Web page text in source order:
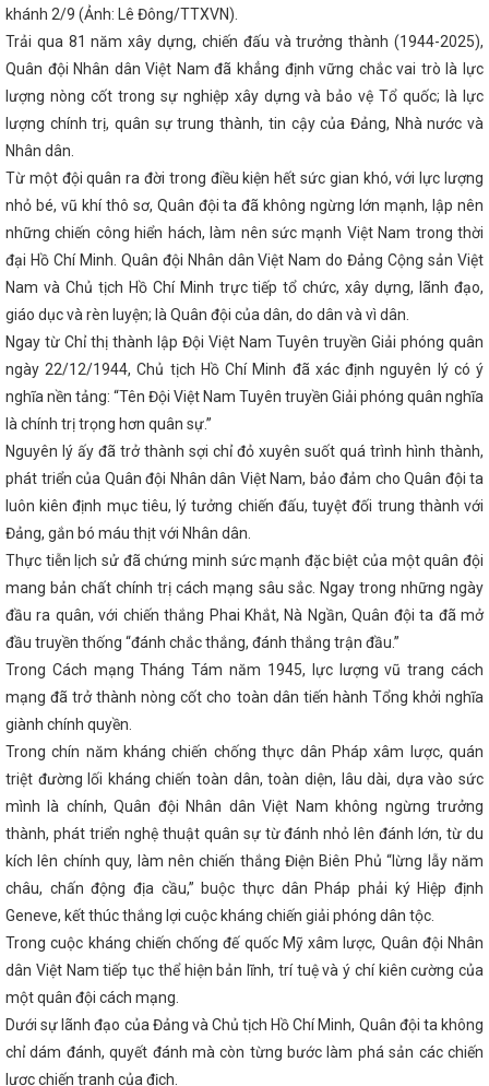
QUỐC GIA VỀ SẢN XUẤT VÀ TIÊU DÙNG BỀN VỮNG GIAI ĐOẠN
dân “Tiết kiệm điện thành thói quen”
Đại tiệc của âm thanh,
Kinh tế Hà Tĩnh 3 tháng đầu năm tiếp tục xu
hội điều chỉnh cơ cấu Chính phủ nhiệm kỳ 2021-2026
Toàn
Trung ương 13 của Tổng Bí thư Tô Lâm
Thủ tướng Phạm Minh
cấp Nhà nước đến Ấn Độ
Sáng nay Quốc hội chốt mô hình
bế mạc
Vingroup thành lập công ty sản xuất thép VinMetal
Ông Dương Tất Thắng được bầu giữ chức Phó Chủ tịch
Hội nghị Trung ương 13
Đại hội điểm Công đoàn Công ty cổ
lắp và Thương mại Hà Tĩnh
Khai mạc Hội chợ Quốc tế Hàng
– Đà Nẵng 2024
Phiên họp thường kỳ UBND tỉnh tháng 9/2025
Hà Nội - Nghệ Tĩnh công suất 100 triệu lít/năm
Hà Tĩnh tham
sản phẩm tại Hội chợ quốc tế Thương mại, Du lịch và Đầu tư Hành
- Đà Nẵng 2024
Hội đàm giữa Bộ trưởng Nguyễn Hồng Diên và
ủy Khu tự trị dân tộc Choang Quảng Tây, Trung Quốc
Chủ tịch
tra sản xuất tại Khu kinh tế Vũng Áng
Ban Chấp hành Đảng
định về tổ chức bộ máy và cán bộ
KHAI MẠC LỚP HUẤN LUYỆN
CÔNG NGHIỆP NĂM 2026
Hà Tĩnh thông báo điều chỉnh thời
2030
Quy định về áp dụng, sử dụng văn bản, giấy tờ đã được
Đảng uỷ Khối CCQ&DN tỉnh tổ chức Hội thi Dân vận khéo năm
thông Hà Tĩnh - 20 năm một chặng đường
điện
Nâng cao chất lượng công tác tham mưu, phục vụ của
chuyển đổi số
Nhiều cơ hội thu hút đầu tư, thương mại cho
thương mại quốc tế Vietnam Expo 2023
Bộ Công Thương họp
MTV Vận hành hệ thống điện và thị trường điện Quốc gia
Coi
là nhiệm vụ chính trị trọng tâm, xuyên suốt
2023
Tổ chức các hoạt động hưởng ứng Ngày Quyền của
Chủ tịch UBND tỉnh ban hành Công điện về việc chủ động
với bão số 12 và mưa lũ
Doanh nhân trẻ Việt Nam đồng hành
triển mới
Công ty Điện lực Hà Tĩnh tăng hiệu suất kinh
đổi số
i-HaTinh đạt hơn 100.000 lượt cài đặt
doanh nghiệp trong năm 2024
‘Cú hích’ lớn cho thương hiệu
Bộ Công Thương chốt lộ trình cung ứng xăng E10 trên toàn
và chương trình “Tự hào quê hương Hà Tĩnh”
Tổ chức
Thương nhiệm kỳ 2024-2027
Khai mạc Hội chợ triển lãm
tiêu biểu khu vực phía Bắc năm 2022
Thương mại Tự do ASEAN-Trung Quốc (ACFTA)
Lễ chuyển
Quốc gia về Bộ Công Thương
CĐN Công Thương Hà Tĩnh:
chia sẻ” năm 2024 mang đến nhiều niềm vui, tình cảm ấm áp
Công bố thành lập Đảng bộ Ban Tuyên giáo và Dân vận Tỉnh ủy Hà
trưng của Hà Tĩnh tham gia Hội chợ mùa Thu năm 2025
TUYẾN KHỐI CÔNG THƯƠNG ĐỊA PHƯƠNG VỀ CÁC GIẢI PHÁP
XUẤT KINH DOANH VÀ XUẤT, NHẬP KHẨU NĂM 2023
Phương
2025
Đặc sản Hà Tĩnh chinh phục người tiêu dùng Thủ đô tại
chủ động triển khai các giải pháp thúc đẩy kinh tế tuần hoàn, sản
mại bền vững đáp ứng các chính sách xanh của Liên minh
Công Thương Hà Tĩnh: Hội chợ Mùa Thu mở cơ hội tăng trưởng mới
Thương: Kiểm tra toàn diện tại các Công đoàn cơ sở trực thuộc
tìm hiểu về chuyển đổi số lĩnh vực Công Thương
lý chợ có hiệu lực thi hành kể từ ngày 01/8/2024
Kết nối thị
Hà Tĩnh
CĐN Công Thương: Phát động Tháng Công nhân
cung cầu tiêu thụ sản phẩm (Theo Đài Phát thanh và Truyền hình
năng lượng gần 850 tỷ đồng ở huyện miền núi Hà Tĩnh
khánh 2/9 (Ảnh: Lê Đông/TTXVN).
Trải qua 81 năm xây dựng, chiến đấu và trưởng thành (1944-2025),
Quân đội Nhân dân Việt Nam đã khẳng định vững chắc vai trò là lực
lượng nòng cốt trong sự nghiệp xây dựng và bảo vệ Tổ quốc; là lực
lượng chính trị, quân sự trung thành, tin cậy của Đảng, Nhà nước và
Nhân dân.
Từ một đội quân ra đời trong điều kiện hết sức gian khó, với lực lượng
nhỏ bé, vũ khí thô sơ, Quân đội ta đã không ngừng lớn mạnh, lập nên
những chiến công hiển hách, làm nên sức mạnh Việt Nam trong thời
đại Hồ Chí Minh. Quân đội Nhân dân Việt Nam do Đảng Cộng sản Việt
Nam và Chủ tịch Hồ Chí Minh trực tiếp tổ chức, xây dựng, lãnh đạo,
giáo dục và rèn luyện; là Quân đội của dân, do dân và vì dân.
Ngay từ Chỉ thị thành lập Đội Việt Nam Tuyên truyền Giải phóng quân
ngày 22/12/1944, Chủ tịch Hồ Chí Minh đã xác định nguyên lý có ý
nghĩa nền tảng: “Tên Đội Việt Nam Tuyên truyền Giải phóng quân nghĩa
là chính trị trọng hơn quân sự.”
Nguyên lý ấy đã trở thành sợi chỉ đỏ xuyên suốt quá trình hình thành,
phát triển của Quân đội Nhân dân Việt Nam, bảo đảm cho Quân đội ta
luôn kiên định mục tiêu, lý tưởng chiến đấu, tuyệt đối trung thành với
Đảng, gắn bó máu thịt với Nhân dân.
Thực tiễn lịch sử đã chứng minh sức mạnh đặc biệt của một quân đội
mang bản chất chính trị cách mạng sâu sắc. Ngay trong những ngày
đầu ra quân, với chiến thắng Phai Khắt, Nà Ngần, Quân đội ta đã mở
đầu truyền thống “đánh chắc thắng, đánh thắng trận đầu.”
Trong Cách mạng Tháng Tám năm 1945, lực lượng vũ trang cách
mạng đã trở thành nòng cốt cho toàn dân tiến hành Tổng khởi nghĩa
giành chính quyền.
Trong chín năm kháng chiến chống thực dân Pháp xâm lược, quán
triệt đường lối kháng chiến toàn dân, toàn diện, lâu dài, dựa vào sức
mình là chính, Quân đội Nhân dân Việt Nam không ngừng trưởng
thành, phát triển nghệ thuật quân sự từ đánh nhỏ lên đánh lớn, từ du
kích lên chính quy, làm nên chiến thắng Điện Biên Phủ “lừng lẫy năm
châu, chấn động địa cầu,” buộc thực dân Pháp phải ký Hiệp định
Geneve, kết thúc thắng lợi cuộc kháng chiến giải phóng dân tộc.
Trong cuộc kháng chiến chống đế quốc Mỹ xâm lược, Quân đội Nhân
dân Việt Nam tiếp tục thể hiện bản lĩnh, trí tuệ và ý chí kiên cường của
một quân đội cách mạng.
Dưới sự lãnh đạo của Đảng và Chủ tịch Hồ Chí Minh, Quân đội ta không
chỉ dám đánh, quyết đánh mà còn từng bước làm phá sản các chiến
lược chiến tranh của địch.